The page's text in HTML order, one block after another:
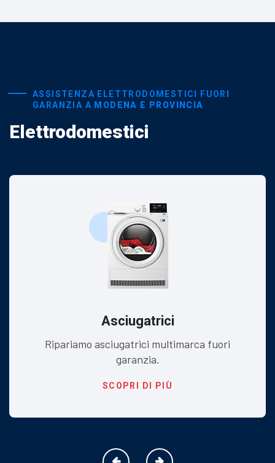
ASSISTENZA ELETTRODOMESTICI FUORI
GARANZIA A MODENA E PROVINCIA
Elettrodomestici
Asciugatrici
Ripariamo asciugatrici multimarca fuori
garanzia.
SCOPRI DI PIÙ